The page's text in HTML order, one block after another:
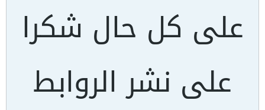
على كل حال شكرا
على نشر الروابط